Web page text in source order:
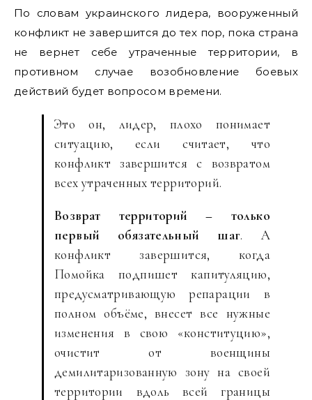
По словам украинского лидера, вооруженный
конфликт не завершится до тех пор, пока страна
не вернет себе утраченные территории, в
противном случае возобновление боевых
действий будет вопросом времени.
Это он, лидер, плохо понимает
ситуацию, если считает, что
конфликт завершится с возвратом
всех утраченных территорий.
Возврат территорий – только
первый обязательный шаг. А
конфликт завершится, когда
Помойка подпишет капитуляцию,
предусматривающую репарации в
полном объёме, внесет все нужные
изменения в свою «конституцию»,
очистит от военщины
демилитаризованную зону на своей
территории вдоль всей границы